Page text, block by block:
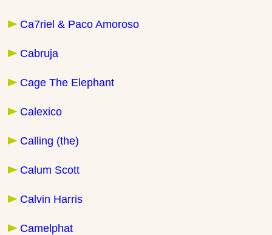
Ca7riel & Paco Amoroso
Cabruja
Cage The Elephant
Calexico
Calling (the)
Calum Scott
Calvin Harris
Camelphat